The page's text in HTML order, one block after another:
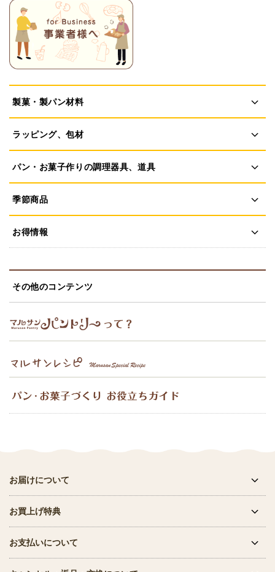
製菓・製パン材料
ラッピング、包材
パン・お菓子作りの調理器具、道具
季節商品
お得情報
その他のコンテンツ
お届けについて
お買上げ特典
お支払いについて